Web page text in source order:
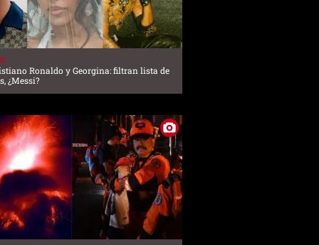
Ronaldo y Georgina: filtran lista de
¿Messi?